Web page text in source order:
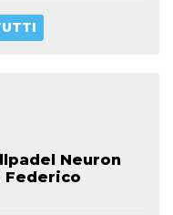
Neuron
Federico